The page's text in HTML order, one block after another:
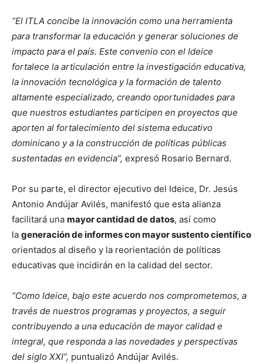
“El ITLA concibe la innovación como una herramienta
para transformar la educación y generar soluciones de
impacto para el país. Este convenio con el Ideice
fortalece la articulación entre la investigación educativa,
la innovación tecnológica y la formación de talento
altamente especializado, creando oportunidades para
que nuestros estudiantes participen en proyectos que
aporten al fortalecimiento del sistema educativo
dominicano y a la construcción de políticas públicas
sustentadas en evidencia”, expresó Rosario Bernard.
Por su parte, el director ejecutivo del Ideice, Dr. Jesús
Antonio Andújar Avilés, manifestó que esta alianza
facilitará una mayor cantidad de datos, así como
la generación de informes con mayor sustento científico
orientados al diseño y la reorientación de políticas
educativas que incidirán en la calidad del sector.
“Como Ideice, bajo este acuerdo nos comprometemos, a
través de nuestros programas y proyectos, a seguir
contribuyendo a una educación de mayor calidad e
integral, que responda a las novedades y perspectivas
del siglo XXI”, puntualizó Andújar Avilés.